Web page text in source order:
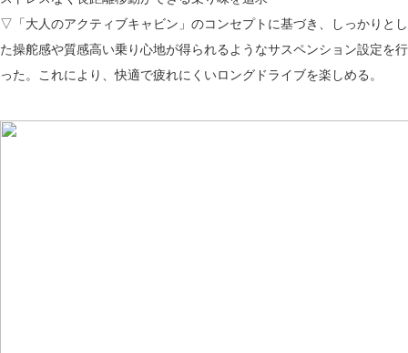
▽「大人のアクティブキャビン」のコンセプトに基づき、しっかりとし
た操舵感や質感高い乗り心地が得られるようなサスペンション設定を行
った。これにより、快適で疲れにくいロングドライブを楽しめる。